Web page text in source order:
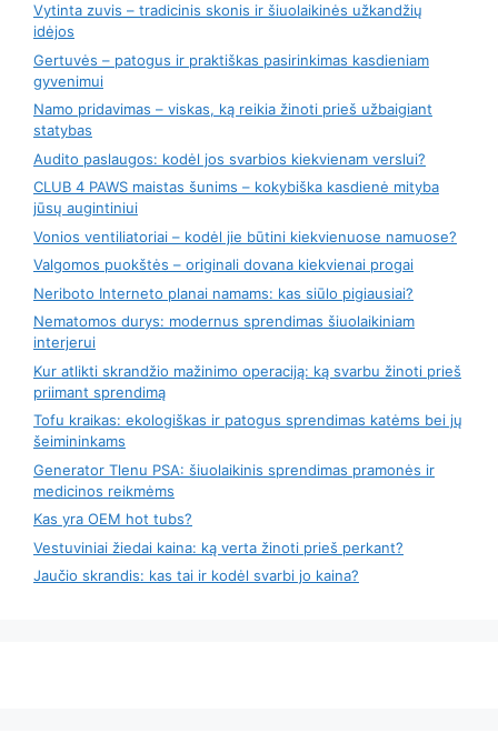
Vytinta zuvis – tradicinis skonis ir šiuolaikinės užkandžių
idėjos
Gertuvės – patogus ir praktiškas pasirinkimas kasdieniam
gyvenimui
Namo pridavimas – viskas, ką reikia žinoti prieš užbaigiant
statybas
Audito paslaugos: kodėl jos svarbios kiekvienam verslui?
CLUB 4 PAWS maistas šunims – kokybiška kasdienė mityba
jūsų augintiniui
Vonios ventiliatoriai – kodėl jie būtini kiekvienuose namuose?
Valgomos puokštės – originali dovana kiekvienai progai
Neriboto Interneto planai namams: kas siūlo pigiausiai?
Nematomos durys: modernus sprendimas šiuolaikiniam
interjerui
Kur atlikti skrandžio mažinimo operaciją: ką svarbu žinoti prieš
priimant sprendimą
Tofu kraikas: ekologiškas ir patogus sprendimas katėms bei jų
šeimininkams
Generator Tlenu PSA: šiuolaikinis sprendimas pramonės ir
medicinos reikmėms
Kas yra OEM hot tubs?
Vestuviniai žiedai kaina: ką verta žinoti prieš perkant?
Jaučio skrandis: kas tai ir kodėl svarbi jo kaina?